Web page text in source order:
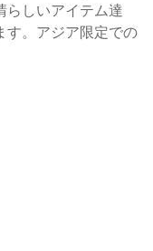
らしいアイテム達
す。アジア限定での